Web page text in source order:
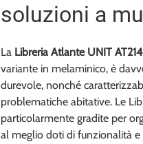
soluzioni a
La Libreria Atlante UNIT
variante in melaminico, è
durevole, nonché
problematiche abitative. Le
particolarmente gradite per
al meglio doti di funzionalità